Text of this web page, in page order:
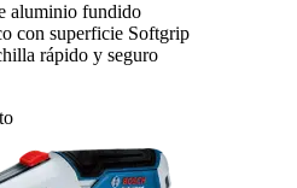
aluminio fundido
con superficie Softgrip
rápido y seguro